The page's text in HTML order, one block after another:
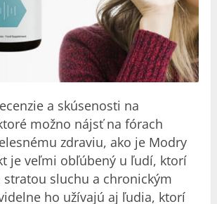
a skúsenosti na
možno nájsť na fórach
zdraviu, ako je Modry
je veľmi obľúbený u ľudí, ktorí
sluchu a chronickým
ho užívajú aj ľudia, ktorí